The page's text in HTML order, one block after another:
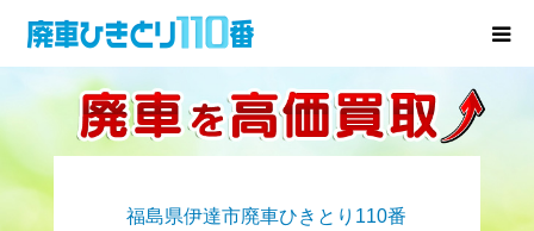
福島県伊達市廃車ひきとり110番
廃車･事故車の買取